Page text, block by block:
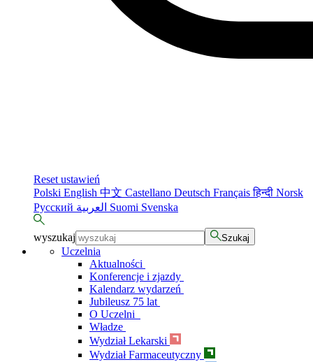
Reset ustawień
Polski English 中文 Castellano Deutsch Françaisहिन्दी Norsk
Русский
Suomi Svenska
wyszukaj Szukaj
Uczelnia
Aktualności
Konferencje i zjazdy
Kalendarz wydarzeń
Jubileusz 75 lat
O Uczelni
Władze
Wydział Lekarski
Wydział Farmaceutyczny